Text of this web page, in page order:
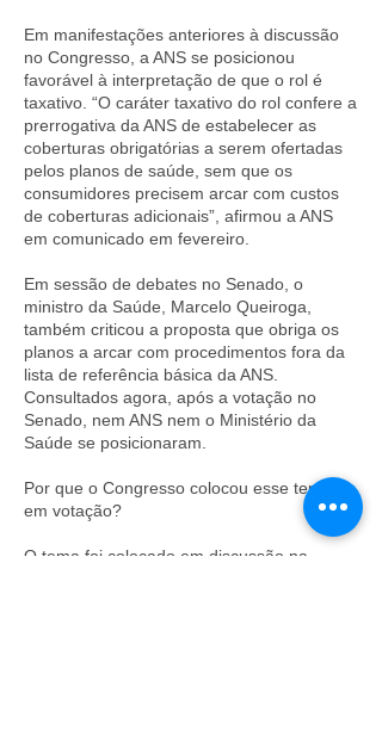
Em manifestações anteriores à discussão
no Congresso, a ANS se posicionou
favorável à interpretação de que o rol é
taxativo. “O caráter taxativo do rol confere a
prerrogativa da ANS de estabelecer as
coberturas obrigatórias a serem ofertadas
pelos planos de saúde, sem que os
consumidores precisem arcar com custos
de coberturas adicionais”, afirmou a ANS
em comunicado em fevereiro.
Em sessão de debates no Senado, o
ministro da Saúde, Marcelo Queiroga,
também criticou a proposta que obriga os
planos a arcar com procedimentos fora da
lista de referência básica da ANS.
Consultados agora, após a votação no
Senado, nem ANS nem o Ministério da
Saúde se posicionaram.
Por que o Congresso colocou esse tema
em votação?
O tema foi colocado em discussão na